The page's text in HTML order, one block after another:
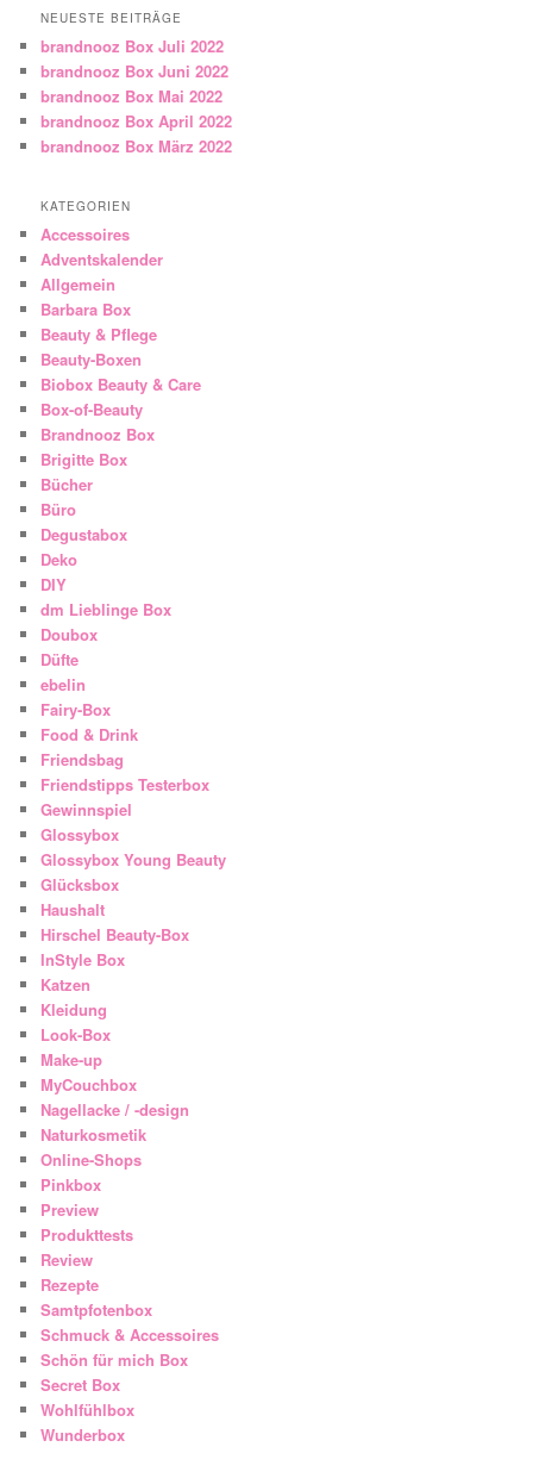
NEUESTE BEITRÄGE
brandnooz Box Juli 2022
brandnooz Box Juni 2022
brandnooz Box Mai 2022
brandnooz Box April 2022
brandnooz Box März 2022
KATEGORIEN
Accessoires
Adventskalender
Allgemein
Barbara Box
Beauty & Pflege
Beauty-Boxen
Biobox Beauty & Care
Box-of-Beauty
Brandnooz Box
Brigitte Box
Bücher
Büro
Degustabox
Deko
DIY
dm Lieblinge Box
Doubox
Düfte
ebelin
Fairy-Box
Food & Drink
Friendsbag
Friendstipps Testerbox
Gewinnspiel
Glossybox
Glossybox Young Beauty
Glücksbox
Haushalt
Hirschel Beauty-Box
InStyle Box
Katzen
Kleidung
Look-Box
Make-up
MyCouchbox
Nagellacke / -design
Naturkosmetik
Online-Shops
Pinkbox
Preview
Produkttests
Review
Rezepte
Samtpfotenbox
Schmuck & Accessoires
Schön für mich Box
Secret Box
Wohlfühlbox
Wunderbox